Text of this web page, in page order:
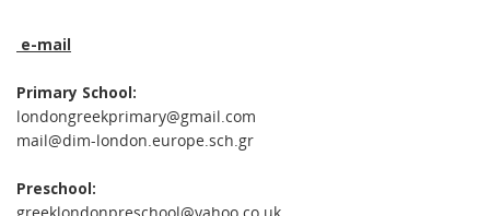
e-mail
Primary School:
londongreekprimary@gmail.com
mail@dim-london.europe.sch.gr
Preschool: